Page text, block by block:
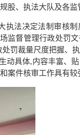
、执法大队及各监
法决定法制审核制
监督管理行政处罚
罚裁量尺度把握、
动具体,内容丰富、
案件核审工作具有较